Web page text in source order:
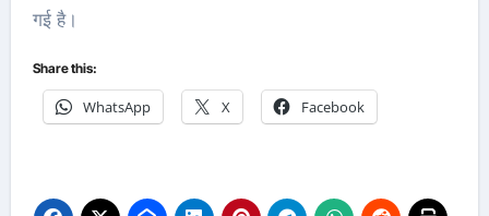
गई है।
Share this:
WhatsApp X Facebook